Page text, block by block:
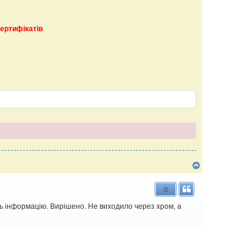
о
0
інформацію. Вирішено. Не виходило через хром, а